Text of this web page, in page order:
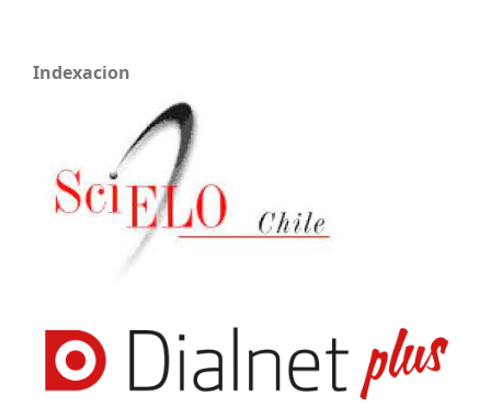
Indexacion